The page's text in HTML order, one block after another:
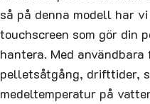
så på denna modell har
touchscreen som gör din
hantera. Med
pelletsåtgång, drifttider,
medeltemperatur på